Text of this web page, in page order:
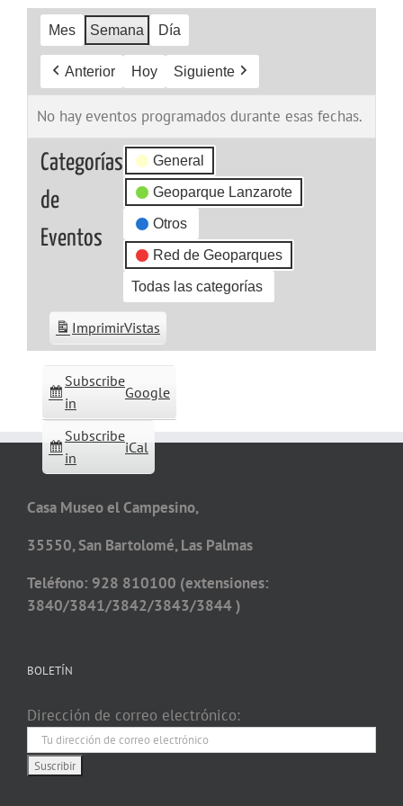
Mes Semana Día
Anterior Hoy Siguiente
No hay eventos programados durante esas fechas.
Categorías
de
Eventos
General
Geoparque Lanzarote
Otros
Red de Geoparques
Todas las categorías
Subscribe
in
Google
Subscribe
in
iCal
ImprimirVistas
Casa Museo el Campesino,
35550, San Bartolomé, Las Palmas
Teléfono: 928 810100 (extensiones:
3840/3841/3842/3843/3844 )
BOLETÍN
Dirección de correo electrónico: